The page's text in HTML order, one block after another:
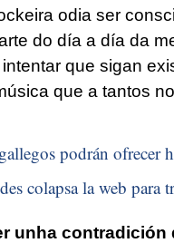
odia ser
do día a día da
que sigan
que a tantos
podrán ofrecer
colapsa la web para
unha contradición